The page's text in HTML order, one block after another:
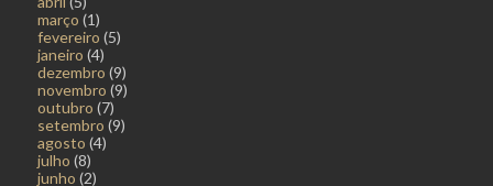
março (1)
fevereiro (5)
janeiro (4)
dezembro (9)
novembro (9)
outubro (7)
setembro (9)
agosto (4)
julho (8)
junho (2)